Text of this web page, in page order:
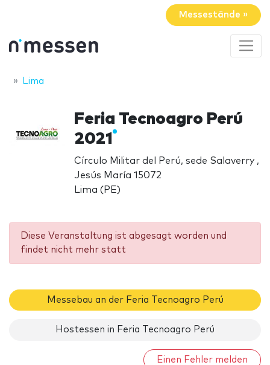
Messestände »
Lima
Feria Tecnoagro Perú
2021
Círculo Militar del Perú, sede Salaverry ,
Jesús María 15072
Lima (PE)
Diese Veranstaltung ist abgesagt worden und
findet nicht mehr statt
Messebau an der Feria Tecnoagro Perú
Hostessen in Feria Tecnoagro Perú
Einen Fehler melden